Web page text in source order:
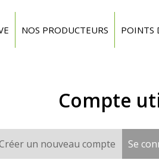
NOS PRODUCTEURS POINTS
Compte
un nouveau compte Se